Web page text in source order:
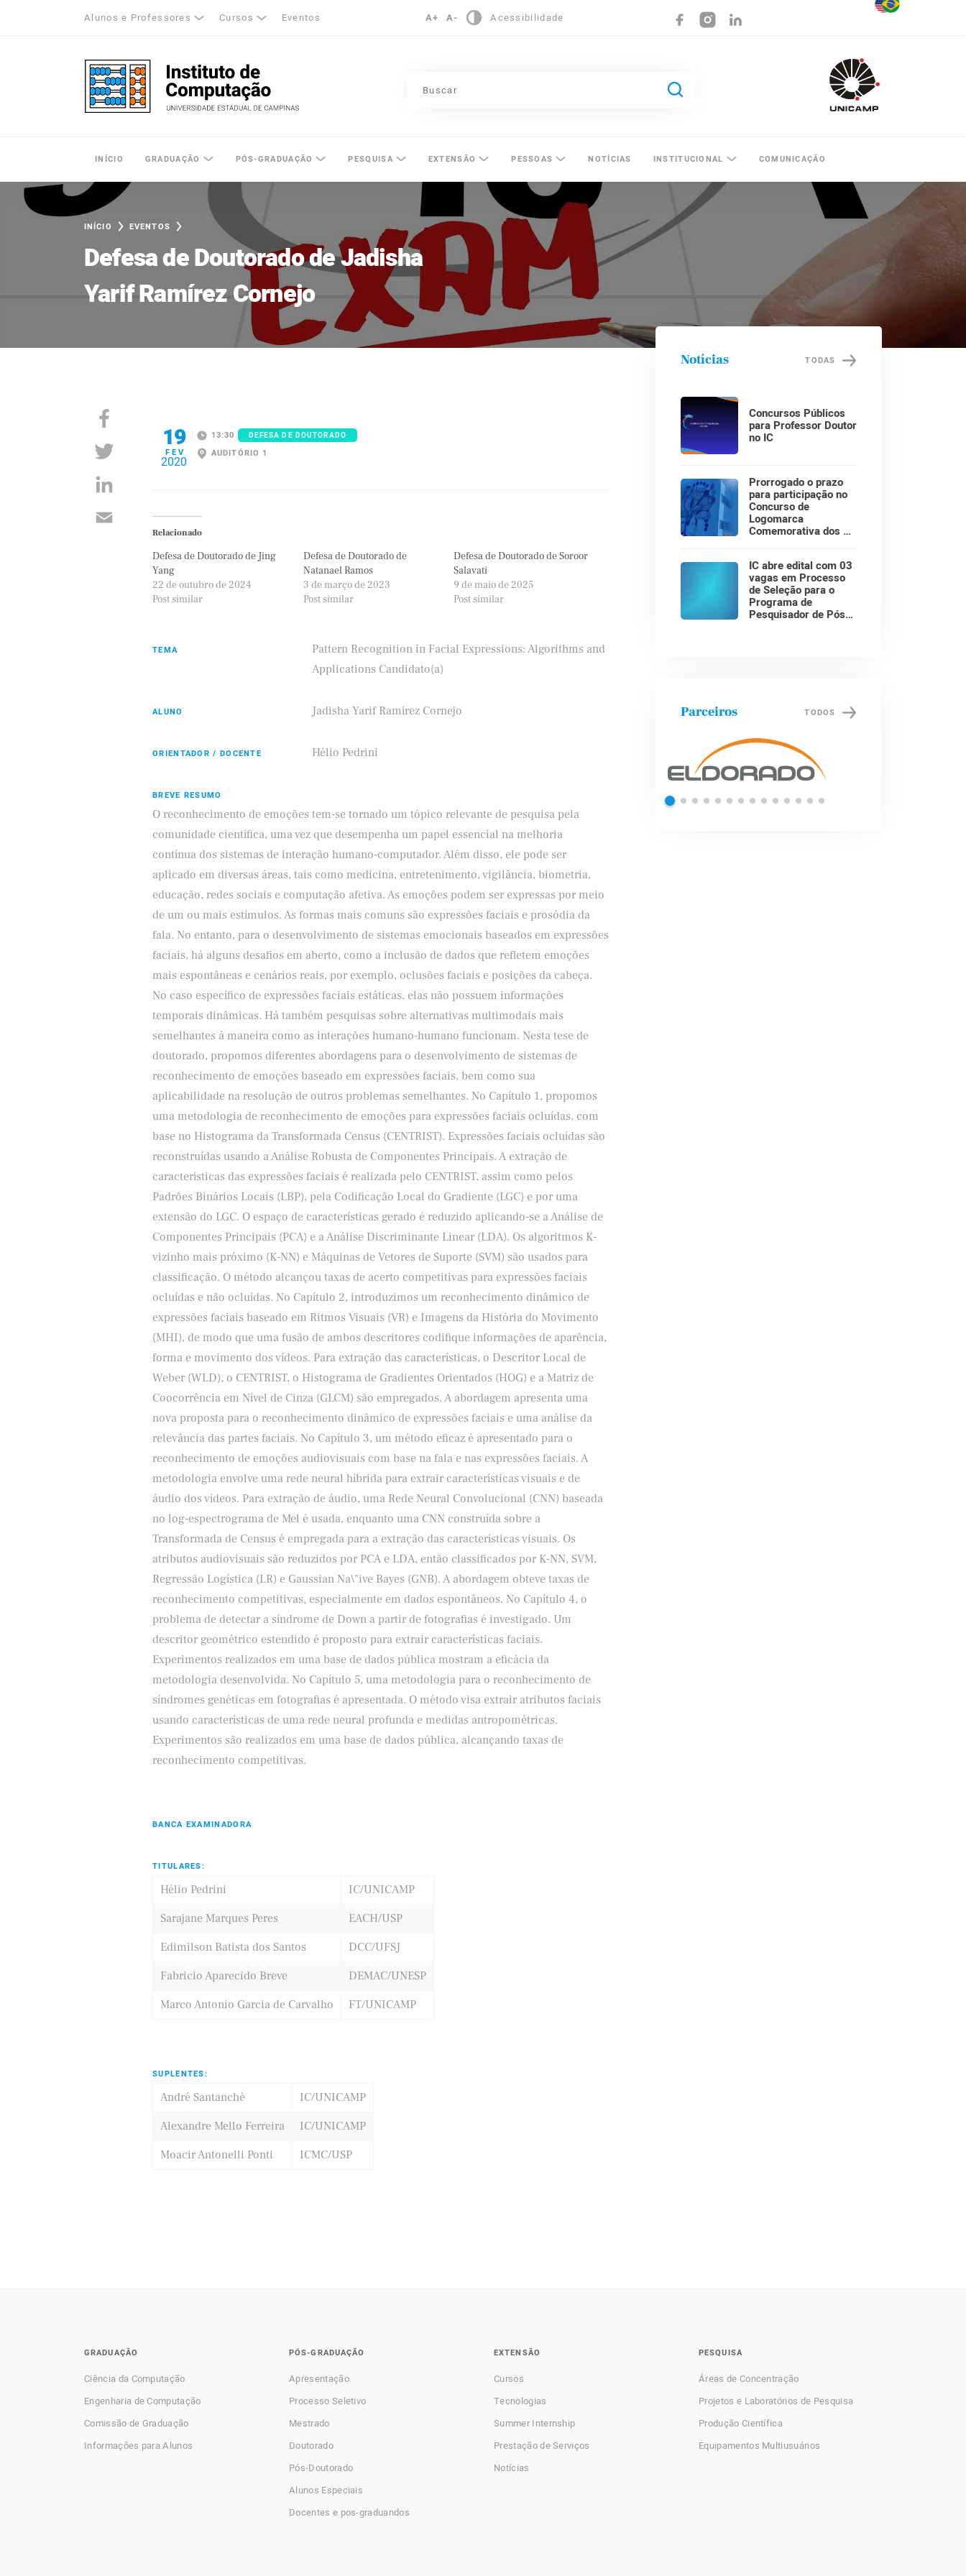
Alunos e Professores Cursos Eventos A+ A- Acessibilidade
Unicamp - Universidade Estadual de Campinas
INÍCIO GRADUAÇÃO PÓS-GRADUAÇÃO PESQUISA EXTENSÃO PESSOAS NOTÍCIAS INSTITUCIONAL COMUNICAÇÃO
INÍCIO EVENTOS
Defesa de Doutorado de Jadisha
Yarif Ramírez Cornejo
19
FEV
2020
13:30 DEFESA DE DOUTORADO
AUDITÓRIO 1
Relacionado
Defesa de Doutorado de Jing
Yang
22 de outubro de 2024
Post similar
Defesa de Doutorado de
Natanael Ramos
3 de março de 2023
Post similar
Defesa de Doutorado de Soroor
Salavati
9 de maio de 2025
Post similar
TEMA
Pattern Recognition in Facial Expressions: Algorithms and
Applications Candidato(a)
ALUNO Jadisha Yarif Ramírez Cornejo
ORIENTADOR / DOCENTE Hélio Pedrini
BREVE RESUMO
O reconhecimento de emoções tem-se tornado um tópico relevante de pesquisa pela
comunidade científica, uma vez que desempenha um papel essencial na melhoria
contínua dos sistemas de interação humano-computador. Além disso, ele pode ser
aplicado em diversas áreas, tais como medicina, entretenimento, vigilância, biometria,
educação, redes sociais e computação afetiva. As emoções podem ser expressas por meio
de um ou mais estímulos. As formas mais comuns são expressões faciais e prosódia da
fala. No entanto, para o desenvolvimento de sistemas emocionais baseados em expressões
faciais, há alguns desafios em aberto, como a inclusão de dados que refletem emoções
mais espontâneas e cenários reais, por exemplo, oclusões faciais e posições da cabeça.
No caso específico de expressões faciais estáticas, elas não possuem informações
temporais dinâmicas. Há também pesquisas sobre alternativas multimodais mais
semelhantes à maneira como as interações humano-humano funcionam. Nesta tese de
doutorado, propomos diferentes abordagens para o desenvolvimento de sistemas de
reconhecimento de emoções baseado em expressões faciais, bem como sua
aplicabilidade na resolução de outros problemas semelhantes. No Capítulo 1, propomos
uma metodologia de reconhecimento de emoções para expressões faciais ocluídas, com
base no Histograma da Transformada Census (CENTRIST). Expressões faciais ocluídas são
reconstruídas usando a Análise Robusta de Componentes Principais. A extração de
características das expressões faciais é realizada pelo CENTRIST, assim como pelos
Padrões Binários Locais (LBP), pela Codificação Local do Gradiente (LGC) e por uma
extensão do LGC. O espaço de características gerado é reduzido aplicando-se a Análise de
Componentes Principais (PCA) e a Análise Discriminante Linear (LDA). Os algoritmos K-
vizinho mais próximo (K-NN) e Máquinas de Vetores de Suporte (SVM) são usados para
classificação. O método alcançou taxas de acerto competitivas para expressões faciais
ocluídas e não ocluídas. No Capítulo 2, introduzimos um reconhecimento dinâmico de
expressões faciais baseado em Ritmos Visuais (VR) e Imagens da História do Movimento
(MHI), de modo que uma fusão de ambos descritores codifique informações de aparência,
forma e movimento dos vídeos. Para extração das características, o Descritor Local de
Weber (WLD), o CENTRIST, o Histograma de Gradientes Orientados (HOG) e a Matriz de
Coocorrência em Nível de Cinza (GLCM) são empregados. A abordagem apresenta uma
nova proposta para o reconhecimento dinâmico de expressões faciais e uma análise da
relevância das partes faciais. No Capítulo 3, um método eficaz é apresentado para o
reconhecimento de emoções audiovisuais com base na fala e nas expressões faciais. A
metodologia envolve uma rede neural híbrida para extrair características visuais e de
áudio dos vídeos. Para extração de áudio, uma Rede Neural Convolucional (CNN) baseada
no log-espectrograma de Mel é usada, enquanto uma CNN construída sobre a
Transformada de Census é empregada para a extração das características visuais. Os
atributos audiovisuais são reduzidos por PCA e LDA, então classificados por K-NN, SVM,
Regressão Logística (LR) e Gaussian Na\"ive Bayes (GNB). A abordagem obteve taxas de
reconhecimento competitivas, especialmente em dados espontâneos. No Capítulo 4, o
problema de detectar a síndrome de Down a partir de fotografias é investigado. Um
descritor geométrico estendido é proposto para extrair características faciais.
Experimentos realizados em uma base de dados pública mostram a eficácia da
metodologia desenvolvida. No Capítulo 5, uma metodologia para o reconhecimento de
síndromes genéticas em fotografias é apresentada. O método visa extrair atributos faciais
usando características de uma rede neural profunda e medidas antropométricas.
Experimentos são realizados em uma base de dados pública, alcançando taxas de
reconhecimento competitivas.
BANCA EXAMINADORA
TITULARES:
Hélio Pedrini
IC/UNICAMP
Sarajane Marques Peres
EACH/USP
Edimilson Batista dos Santos
DCC/UFSJ
Fabricio Aparecido Breve
DEMAC/UNESP
Marco Antonio Garcia de Carvalho
FT/UNICAMP
SUPLENTES:
André Santanchè
IC/UNICAMP
Alexandre Mello Ferreira
IC/UNICAMP
Moacir Antonelli Ponti
ICMC/USP
Notícias TODAS
Concursos Públicos
para Professor Doutor
no IC
Prorrogado o prazo
para participação no
Concurso de
Logomarca
Comemorativa dos 30
IC abre edital com 03
vagas em Processo
de Seleção para o
Programa de
Pesquisador de Pós-
Parceiros TODOS
Banco Santander Petrobras
GRADUAÇÃO
Ciência da Computação
Engenharia de Computação
Comissão de Graduação
Informações para Alunos
PÓS-GRADUAÇÃO
Apresentação
Processo Seletivo
Mestrado
Doutorado
Pós-Doutorado
Alunos Especiais
Docentes e pos-graduandos
EXTENSÃO
Cursos
Tecnologias
Summer Internship
Prestação de Serviços
Notícias
PESQUISA
Áreas de Concentração
Projetos e Laboratórios de Pesquisa
Produção Científica
Equipamentos Multiusuários